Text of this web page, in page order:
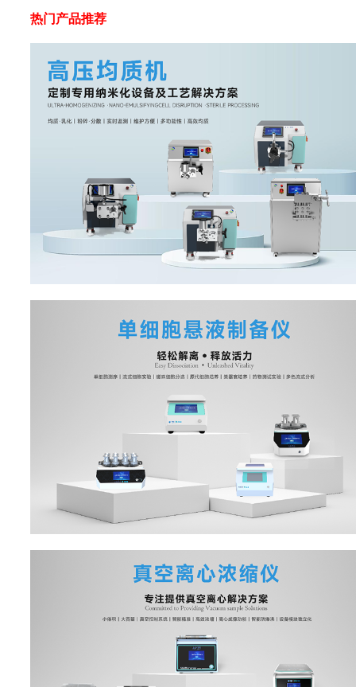
热门产品推荐